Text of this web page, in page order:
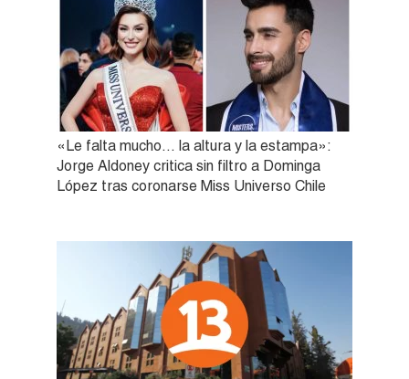
«Le falta mucho… la altura y la estampa»:
Jorge Aldoney critica sin filtro a Dominga
López tras coronarse Miss Universo Chile